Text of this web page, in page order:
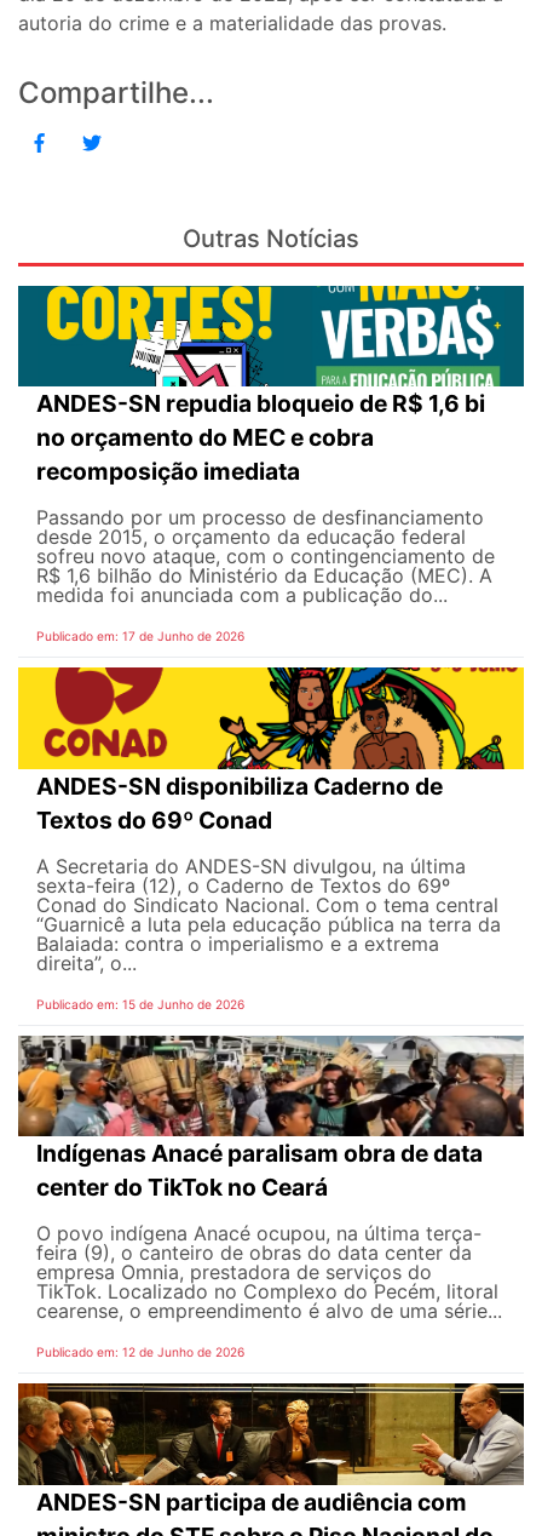
autoria do crime e a materialidade das provas.
Compartilhe...
Outras Notícias
ANDES-SN repudia bloqueio de R$ 1,6 bi
no orçamento do MEC e cobra
recomposição imediata
Passando por um processo de desfinanciamento
desde 2015, o orçamento da educação federal
sofreu novo ataque, com o contingenciamento de
R$ 1,6 bilhão do Ministério da Educação (MEC). A
medida foi anunciada com a publicação do...
Publicado em: 17 de Junho de 2026
ANDES-SN disponibiliza Caderno de
Textos do 69º Conad
A Secretaria do ANDES-SN divulgou, na última
sexta-feira (12), o Caderno de Textos do 69º
Conad do Sindicato Nacional. Com o tema central
“Guarnicê a luta pela educação pública na terra da
Balaiada: contra o imperialismo e a extrema
direita”, o...
Publicado em: 15 de Junho de 2026
Indígenas Anacé paralisam obra de data
center do TikTok no Ceará
O povo indígena Anacé ocupou, na última terça-
feira (9), o canteiro de obras do data center da
empresa Omnia, prestadora de serviços do
TikTok. Localizado no Complexo do Pecém, litoral
cearense, o empreendimento é alvo de uma série...
Publicado em: 12 de Junho de 2026
ANDES-SN participa de audiência com